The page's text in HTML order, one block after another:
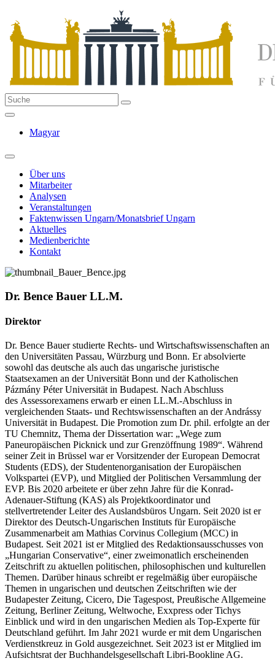
Magyar
Über uns
Mitarbeiter
Analysen
Veranstaltungen
Faktenwissen Ungarn/Monatsbrief Ungarn
Aktuelles
Medienberichte
Kontakt
Dr. Bence Bauer LL.M.
Direktor
Dr. Bence Bauer studierte Rechts- und Wirtschaftswissenschaften an
den Universitäten Passau, Würzburg und Bonn. Er absolvierte
sowohl das deutsche als auch das ungarische juristische
Staatsexamen an der Universität Bonn und der Katholischen
Pázmány Péter Universität in Budapest. Nach Abschluss
des Assessorexamens erwarb er einen LL.M.-Abschluss in
vergleichenden Staats- und Rechtswissenschaften an der Andrássy
Universität in Budapest. Die Promotion zum Dr. phil. erfolgte an der
TU Chemnitz, Thema der Dissertation war: „Wege zum
Paneuropäischen Picknick und zur Grenzöffnung 1989“. Während
seiner Zeit in Brüssel war er Vorsitzender der European Democrat
Students (EDS), der Studentenorganisation der Europäischen
Volkspartei (EVP), und Mitglied der Politischen Versammlung der
EVP. Bis 2020 arbeitete er über zehn Jahre für die Konrad-
Adenauer-Stiftung (KAS) als Projektkoordinator und
stellvertretender Leiter des Auslandsbüros Ungarn. Seit 2020 ist er
Direktor des Deutsch-Ungarischen Instituts für Europäische
Zusammenarbeit am Mathias Corvinus Collegium (MCC) in
Budapest. Seit 2021 ist er Mitglied des Redaktionsausschusses von
„Hungarian Conservative“, einer zweimonatlich erscheinenden
Zeitschrift zu aktuellen politischen, philosophischen und kulturellen
Themen. Darüber hinaus schreibt er regelmäßig über europäische
Themen in ungarischen und deutschen Zeitschriften wie der
Budapester Zeitung, Cicero, Die Tagespost, Preußische Allgemeine
Zeitung, Berliner Zeitung, Weltwoche, Exxpress oder Tichys
Einblick und wird in den ungarischen Medien als Top-Experte für
Deutschland geführt. Im Jahr 2021 wurde er mit dem Ungarischen
Verdienstkreuz in Gold ausgezeichnet. Seit 2023 ist er Mitglied im
Aufsichtsrat der Buchhandelsgesellschaft Libri-Bookline AG.